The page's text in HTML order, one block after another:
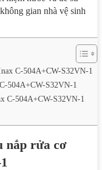
gian nhà vệ sinh
C-504A+CW-S32VN-1
504A+CW-S32VN-1
C-504A+CW-S32VN-1
nắp rửa cơ